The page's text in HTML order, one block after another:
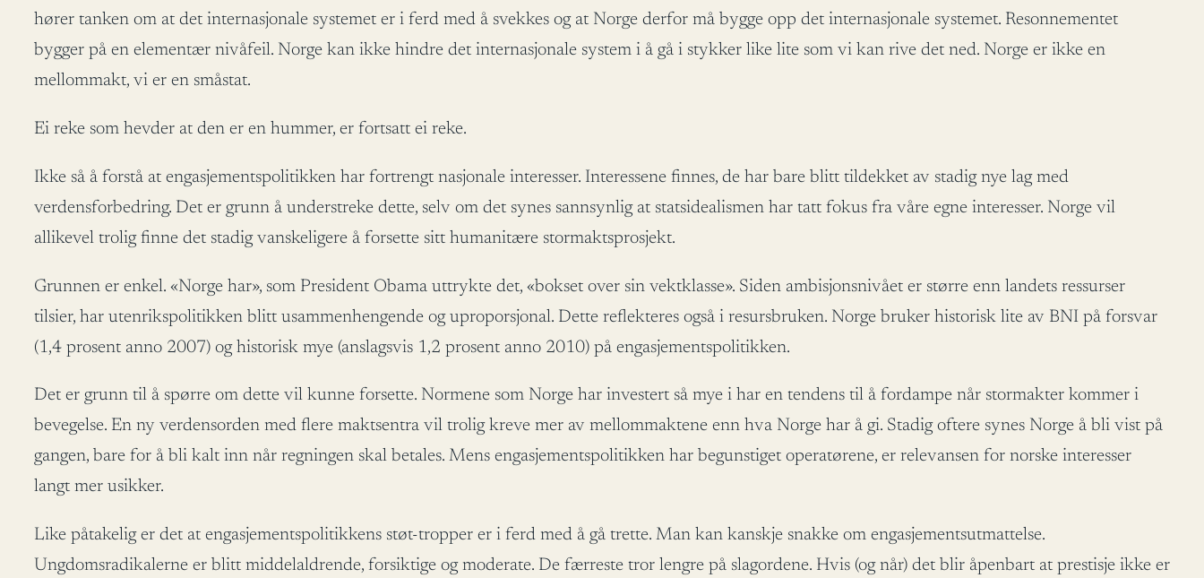
hører tanken om at det internasjonale systemet er i ferd med å svekkes og at Norge derfor må bygge opp det internasjonale systemet. Resonnementet
bygger på en elementær nivåfeil. Norge kan ikke hindre det internasjonale system i å gå i stykker like lite som vi kan rive det ned. Norge er ikke en
mellommakt, vi er en småstat.
Ei reke som hevder at den er en hummer, er fortsatt ei reke.
Ikke så å forstå at engasjementspolitikken har fortrengt nasjonale interesser. Interessene finnes, de har bare blitt tildekket av stadig nye lag med
verdensforbedring. Det er grunn å understreke dette, selv om det synes sannsynlig at statsidealismen har tatt fokus fra våre egne interesser. Norge vil
allikevel trolig finne det stadig vanskeligere å forsette sitt humanitære stormaktsprosjekt.
Grunnen er enkel. «Norge har», som President Obama uttrykte det, «bokset over sin vektklasse». Siden ambisjonsnivået er større enn landets ressurser
tilsier, har utenrikspolitikken blitt usammenhengende og uproporsjonal. Dette reflekteres også i resursbruken. Norge bruker historisk lite av BNI på forsvar
(1,4 prosent anno 2007) og historisk mye (anslagsvis 1,2 prosent anno 2010) på engasjementspolitikken.
Det er grunn til å spørre om dette vil kunne forsette. Normene som Norge har investert så mye i har en tendens til å fordampe når stormakter kommer i
bevegelse. En ny verdensorden med flere maktsentra vil trolig kreve mer av mellommaktene enn hva Norge har å gi. Stadig oftere synes Norge å bli vist på
gangen, bare for å bli kalt inn når regningen skal betales. Mens engasjementspolitikken har begunstiget operatørene, er relevansen for norske interesser
langt mer usikker.
Like påtakelig er det at engasjementspolitikkens støt-tropper er i ferd med å gå trette. Man kan kanskje snakke om engasjementsutmattelse.
Ungdomsradikalerne er blitt middelaldrende, forsiktige og moderate. De færreste tror lengre på slagordene. Hvis (og når) det blir åpenbart at prestisje ikke er